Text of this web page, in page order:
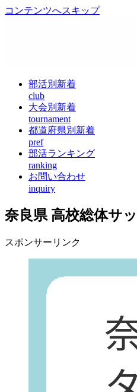
コンテンツへスキップ
部活別新着
club
大会別新着
tournament
都道府県別新着
pref
部活ランキング
ranking
お問い合わせ
inquiry
奈良県 高校総体サ
スポンサーリンク